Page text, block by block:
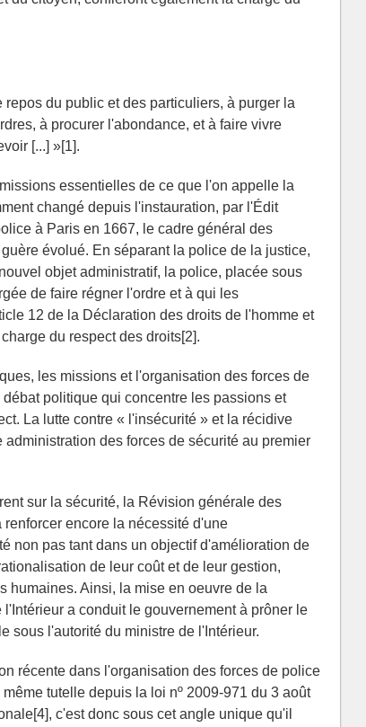
du public et des particuliers, à purger la
à procurer l'abondance, et à faire vivre
[...] »[1].
essentielles de ce que l'on appelle la
changé depuis l'instauration, par l'Édit
à Paris en 1667, le cadre général des
évolué. En séparant la police de la justice,
objet administratif, la police, placée sous
de faire régner l'ordre et à qui les
12 de la Déclaration des droits de l'homme et
du respect des droits[2].
les missions et l'organisation des forces de
politique qui concentre les passions et
La lutte contre « l'insécurité » et la récidive
des forces de sécurité au premier
sur la sécurité, la Révision générale des
encore la nécessité d'une
non pas tant dans un objectif d'amélioration de
de leur coût et de leur gestion,
humaines. Ainsi, la mise en oeuvre de la
a conduit le gouvernement à prôner le
sous l'autorité du ministre de l'Intérieur.
récente dans l'organisation des forces de police
tutelle depuis la loi nº 2009-971 du 3 août
c'est donc sous cet angle unique qu'il